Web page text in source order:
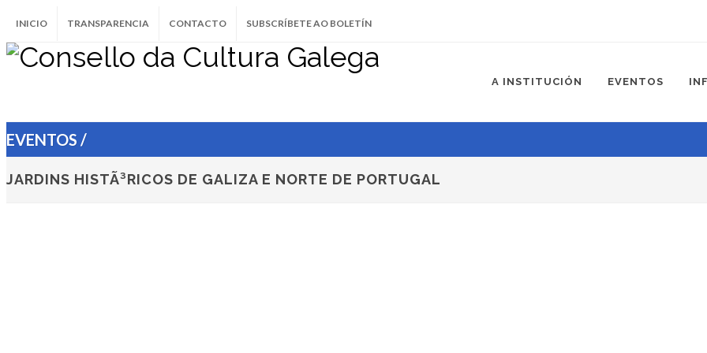
INICIO TRANSPARENCIA CONTACTO SUBSCRÍBETE AO BOLETÍN
A INSTITUCIÓN EVENTOS
EVENTOS /
JARDINS HISTÃ³RICOS DE GALIZA E NORTE DE PORTUGAL